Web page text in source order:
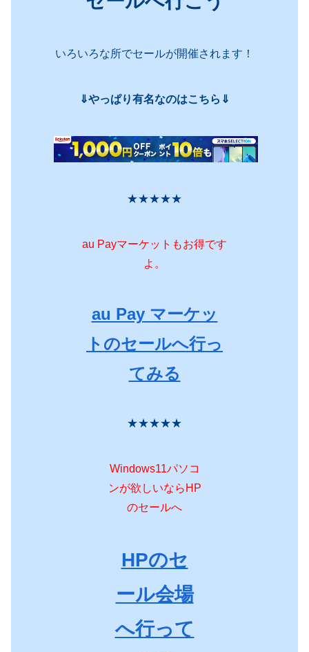
いろいろな所でセールが開催されます！
⇓やっぱり有名なのはこちら⇓
★★★★★
au Payマーケットもお得です
よ。
au Pay マーケッ
トのセールへ行っ
てみる
★★★★★
Windows11パソコ
ンが欲しいならHP
のセールへ
HPのセ
ール会場
へ行って